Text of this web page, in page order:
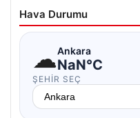
Hava Durumu
☁Ankara
NaN°C
ŞEHIR SEÇ